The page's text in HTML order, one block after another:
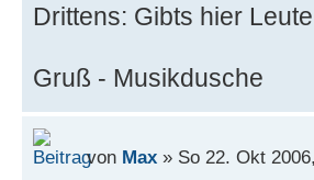
Drittens: Gibts hier
Gruß - Musikdusche
von Max » So 22. Okt